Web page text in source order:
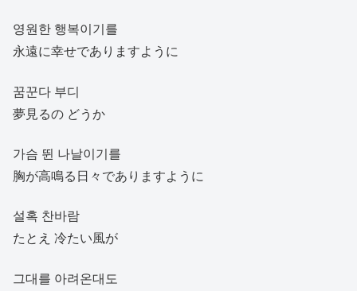
영원한 행복이기를
永遠に幸せでありますように
꿈꾼다 부디
夢見るの どうか
가슴 뛴 나날이기를
胸が高鳴る日々でありますように
설혹 찬바람
たとえ 冷たい風が
그대를 아려온대도